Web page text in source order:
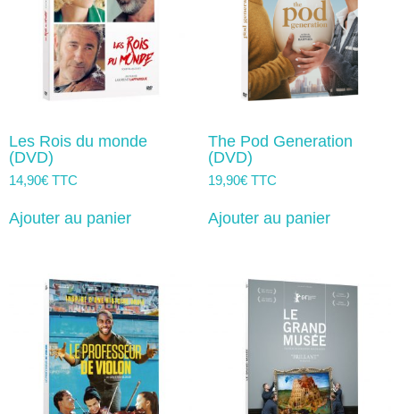
Les Rois du monde
(DVD)
14,90€ TTC
Ajouter au panier
The Pod Generation
(DVD)
19,90€ TTC
Ajouter au panier